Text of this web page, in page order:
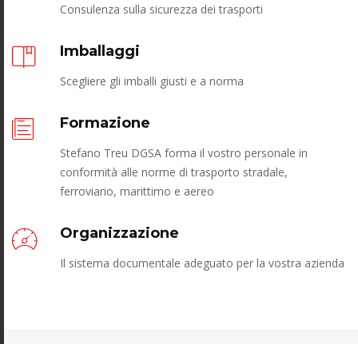
Consulenza sulla sicurezza dei trasporti
Imballaggi
Scegliere gli imballi giusti e a norma
Formazione
Stefano Treu DGSA forma il vostro personale in
conformità alle norme di trasporto stradale,
ferroviario, marittimo e aereo
Organizzazione
Il sistema documentale adeguato per la vostra azienda